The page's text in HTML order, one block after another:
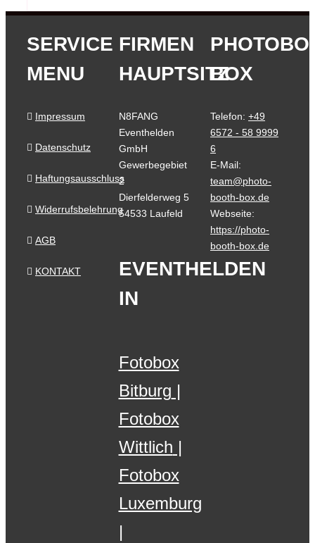
SERVICE
MENU
Impressum
Datenschutz
Haftungsausschluss
Widerrufsbelehrung
AGB
KONTAKT
FIRMEN
HAUPTSITZ
N8FANG
Eventhelden
GmbH
Gewerbegebiet
2
Dierfelderweg 5
54533 Laufeld
BOX
Telefon: +49
6572 - 58 9999
6
E-Mail:
team@photo-
booth-box.de
Webseite:
https://photo-
booth-box.de
EVENTHELDEN
IN
Fotobox
Bitburg
Fotobox
Wittlich
Fotobox
Luxemburg